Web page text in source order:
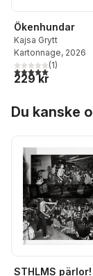
Ökenhundar
Kajsa Grytt
Kartonnage, 2026
5,0utav 5 stjärnor.
(1)
229 kr
Du kanske
STHLMS pärlor!